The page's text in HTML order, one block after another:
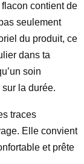
contient de
seulement
du produit, ce
dans ta
soin
la durée.
traces
Elle convient
et prête